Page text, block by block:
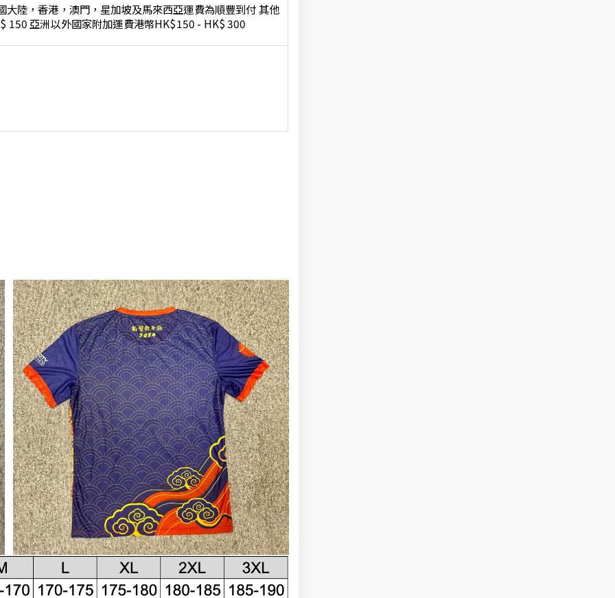
大陸，香港，澳門，星加坡及馬來西亞運費為順豐到付 其他
150 亞洲以外國家附加運費港幣HK$150 - HK$ 300